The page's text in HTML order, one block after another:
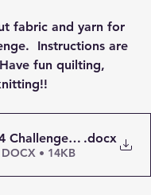
fabric and yarn for
Instructions are
fun quilting,
Challenge Rules
.docx
• 14KB